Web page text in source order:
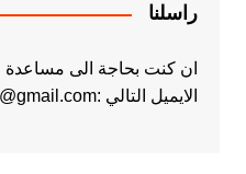
راسلنا
ان كنت بحاجة الى مساعدة
الايميل التالي :maktabatiiebook@gmail.com